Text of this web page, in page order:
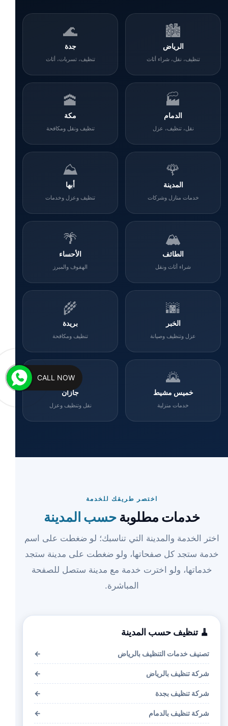
🏙️
الرياض
تنظيف، نقل، شراء أثاث
🌊
جدة
تنظيف، تسربات، أثاث
🏭
الدمام
نقل، تنظيف، عزل
🕋
مكة
تنظيف ونقل ومكافحة
🌹
المدينة
خدمات منازل وشركات
⛰️
أبها
تنظيف وعزل وخدمات
🏔️
الطائف
شراء أثاث ونقل
🌴
الأحساء
الهفوف والمبرز
🌆
الخبر
عزل وتنظيف وصيانة
🌾
بريدة
تنظيف ومكافحة
🌄
خميس مشيط
خدمات منزلية
🌊
جازان
نقل وتنظيف وعزل
اختصر طريقك للخدمة
خدمات مطلوبةحسب المدينة
اختر الخدمة والمدينة التي تناسبك؛ لو ضغطت على اسم
خدمة ستجد كل صفحاتها، ولو ضغطت على مدينة ستجد
خدماتها، ولو اخترت خدمة مع مدينة ستصل للصفحة
المباشرة.
🧹 تنظيف حسب المدينة
تصنيف خدمات التنظيف بالرياض ←
شركة تنظيف بالرياض ←
شركة تنظيف بجدة ←
شركة تنظيف بالدمام ←
CALL NOW